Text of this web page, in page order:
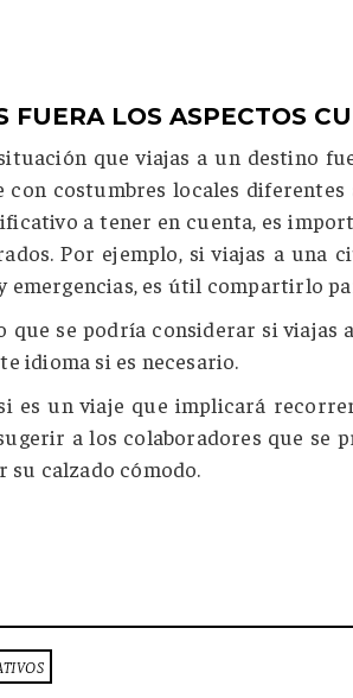
FUERA LOS ASPECTOS
que viajas a un destino
con costumbres locales
a tener en cuenta, es
Por ejemplo, si viajas a una
emergencias, es útil compartirlo
que se podría considerar si
idioma si es necesario.
es un viaje que implicará
a los colaboradores que se
su calzado cómodo.